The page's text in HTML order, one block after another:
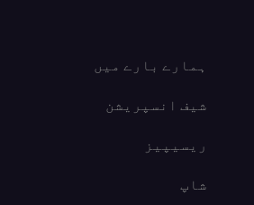
ہمارے بارے میں
شیف انسپریشن
ریسیپیز
شاپ